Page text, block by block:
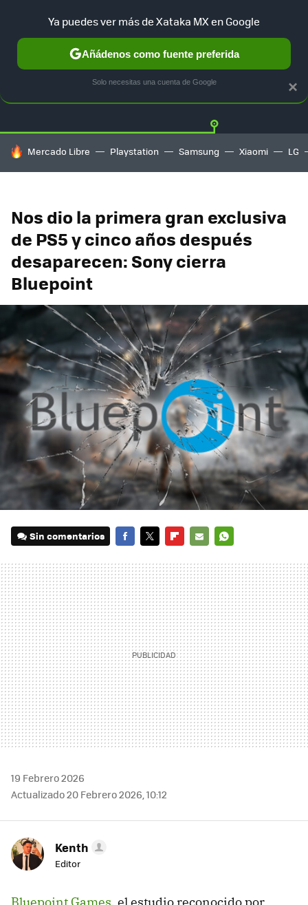
Twitter
HOY SE HABLA DE
Mercado Libre Playstation Samsung Xiaomi LG
Nos dio la primera gran exclusiva
de PS5 y cinco años después
desaparecen: Sony cierra
Bluepoint
Sin comentarios
MAIL
19 Febrero 2026
Actualizado 20 Febrero 2026, 10:12
Kenth
Editor
×
Ya puedes ver más de Xataka MX en Google
Añádenos como fuente preferida
Solo necesitas una cuenta de Google